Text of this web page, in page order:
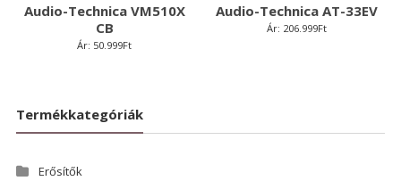
Audio-Technica VM510X
CB
Ár: 50.999Ft
Audio-Technica AT-33EV
Ár: 206.999Ft
Termékkategóriák
Erősítők